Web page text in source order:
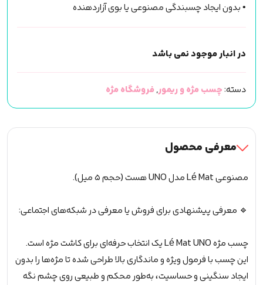
• بدون ایجاد چسبندگی مصنوعی یا بوی آزاردهنده
در انبار موجود نمی باشد
دسته:چسب مژه و ریمور,فروشگاه مژه
معرفی محصول
مصنوعی Lé Mat مدل UNO هست (حجم ۵ میل).
🔹 معرفی پیشنهادی برای فروش یا معرفی در شبکه‌های اجتماعی:
چسب مژه Lé Mat UNO یک انتخاب حرفه‌ای برای کاشت مژه است.
این چسب با فرمول ویژه و ماندگاری بالا طراحی شده تا مژه‌ها را بدون
ایجاد سنگینی و حساسیت، به‌طور محکم و طبیعی روی چشم نگه